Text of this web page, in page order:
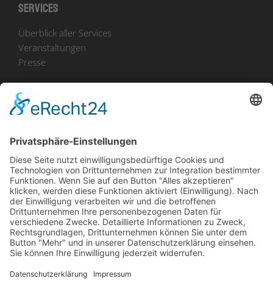
Services
Überblick aller Services
Veranstaltungen
Presse
Bekanntmachungen
Zu uns
Unser Team
Arbeiten bei Innovation Salzburg
Anfahrt
Die Innovation Salzburg GmbH ist ein Unternehmen von
Salzburg und Industriellenvereinigung Salzburg.